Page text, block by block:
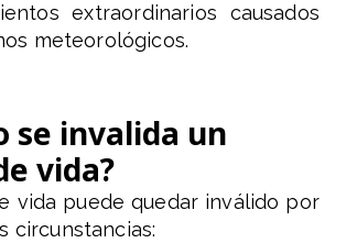
extraordinarios causados
meteorológicos.
se invalida un
vida?
vida puede quedar inválido por
circunstancias: